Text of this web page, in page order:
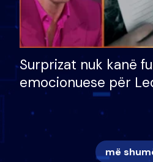
Surprizat nuk kanë
emocionuese për
nëna dhe fëmijët e
nuk i mban dot
më